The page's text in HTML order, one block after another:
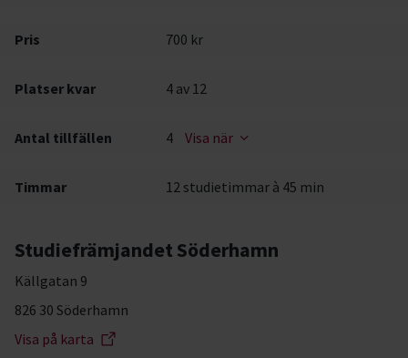
Pris 700 kr
Platser kvar 4 av 12
Antal tillfällen 4 Visa när
Timmar 12 studietimmar à 45 min
Studiefrämjandet Söderhamn
Källgatan 9
826 30 Söderhamn
Visa på karta